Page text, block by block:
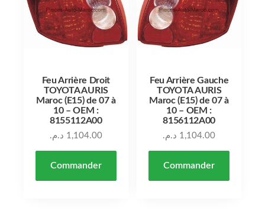
Feu Arrière Droit
TOYOTA AURIS
Maroc (E15) de 07 à
10 – OEM :
8155112A00
1,104.00 د.م.
Commander
Feu Arrière Gauche
TOYOTA AURIS
Maroc (E15) de 07 à
10 – OEM :
8156112A00
1,104.00 د.م.
Commander